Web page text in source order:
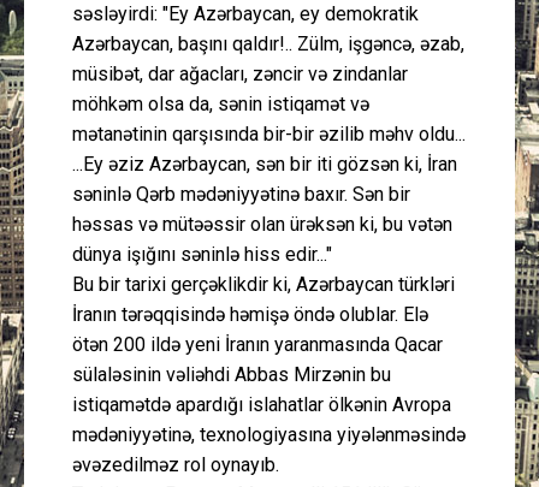
Əlaqə
səsləyirdi: "Ey Azərbaycan, ey demokratik
Azərbaycan, başını qaldır!.. Zülm, işgəncə, əzab,
müsibət, dar ağacları, zəncir və zindanlar
möhkəm olsa da, sənin istiqamət və
mətanətinin qarşısında bir-bir əzilib məhv oldu...
...Ey əziz Azərbaycan, sən bir iti gözsən ki, İran
səninlə Qərb mədəniyyətinə baxır. Sən bir
həssas və mütəəssir olan ürəksən ki, bu vətən
dünya işığını səninlə hiss edir..."
Bu bir tarixi gerçəklikdir ki, Azərbaycan türkləri
İranın tərəqqisində həmişə öndə olublar. Elə
ötən 200 ildə yeni İranın yaranmasında Qacar
sülaləsinin vəliəhdi Abbas Mirzənin bu
istiqamətdə apardığı islahatlar ölkənin Avropa
mədəniyyətinə, texnologiyasına yiyələnməsində
əvəzedilməz rol oynayıb.